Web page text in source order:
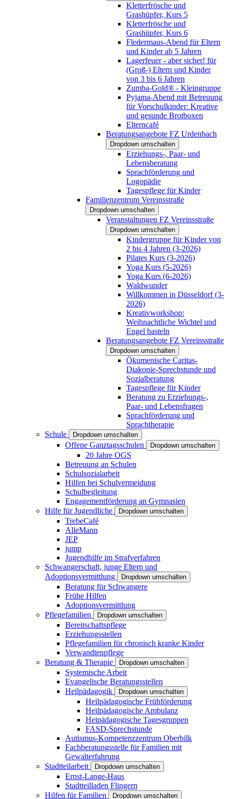
Kletterfrösche und
Grashüpfer, Kurs 5
Kletterfrösche und
Grashüpfer, Kurs 6
Fledermaus-Abend für Eltern
und Kinder ab 5 Jahren
Lagerfeuer - aber sicher! für
(Groß-) Eltern und Kinder
von 3 bis 6 Jahren
Zumba-Gold® - Kleingruppe
Pyjama-Abend mit Betreuung
für Vorschulkinder: Kreative
und gesunde Brotboxen
Elterncafé
Beratungsangebote FZ Urdenbach
Dropdown umschalten
Erziehungs-, Paar- und
Lebensberatung
Sprachförderung und
Logopädie
Tagespflege für Kinder
Familienzentrum Vereinsstraße
Dropdown umschalten
Veranstaltungen FZ Vereinsstraße
Dropdown umschalten
Kindergruppe für Kinder von
2 bis 4 Jahren (3-2026)
Pilates Kurs (3-2026)
Yoga Kurs (5-2026)
Yoga Kurs (6-2026)
Waldwunder
Willkommen in Düsseldorf (3-
2026)
Kreativworkshop:
Weihnachtliche Wichtel und
Engel basteln
Beratungsangebote FZ Vereinsstraße
Dropdown umschalten
Ökumenische Caritas-
Diakonie-Sprechstunde und
Sozialberatung
Tagespflege für Kinder
Beratung zu Erziehungs-,
Paar- und Lebensfragen
Sprachförderung und
Sprachtherapie
Schule
Dropdown umschalten
Offene Ganztagsschulen Dropdown umschalten
20 Jahre OGS
Betreuung an Schulen
Schulsozialarbeit
Hilfen bei Schulvermeidung
Schulbegleitung
Engagementförderung an Gymnasien
Hilfe für Jugendliche
Dropdown umschalten
TrebeCafé
AlleMann
JEP
jump
Jugendhilfe im Strafverfahren
Schwangerschaft, junge Eltern und
Adoptionsvermittlung
Dropdown umschalten
Beratung für Schwangere
Frühe Hilfen
Adoptionsvermittlung
Pflegefamilien
Dropdown umschalten
Bereitschaftspflege
Erziehungsstellen
Pflegefamilien für chronisch kranke Kinder
Verwandtenpflege
Beratung & Therapie
Dropdown umschalten
Systemische Arbeit
Evangelische Beratungsstellen
Heilpädagogik
Dropdown umschalten
Heilpädagogische Frühförderung
Heilpädagogische Ambulanz
Heipädagogische Tagesgruppen
FASD-Sprechstunde
Autismus-Kompetenzzentrum Oberbilk
Fachberatungsstelle für Familien mit
Gewalterfahrung
Stadtteilarbeit
Dropdown umschalten
Ernst-Lange-Haus
Stadtteilladen Flingern
Hilfen für Familien
Dropdown umschalten